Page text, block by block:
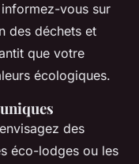
vous sur
des déchets et
que votre
écologiques.
des
éco-lodges ou les